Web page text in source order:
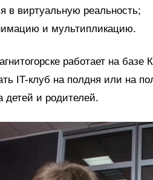
в виртуальную реальность;
и мультипликацию.
работает на
IT-клуб на полдня или на
детей и родителей.